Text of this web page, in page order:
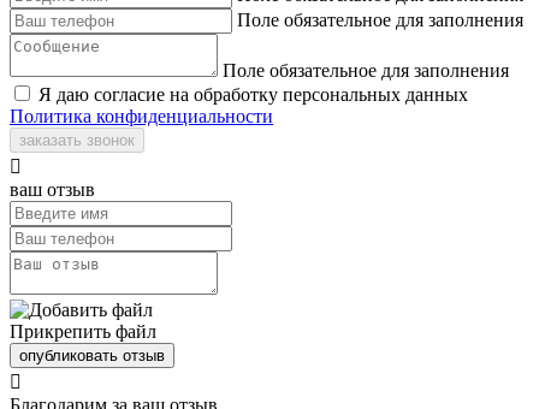
Поле обязательное для заполнения
Поле обязательное для заполнения
Я даю согласие на обработку персональных данных
Политика конфиденциальности
заказать звонок

ваш отзыв
Прикрепить файл
опубликовать отзыв
